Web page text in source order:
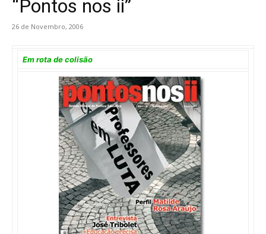
“Pontos nos ii”
26 de Novembro, 2006
Em rota de colisão